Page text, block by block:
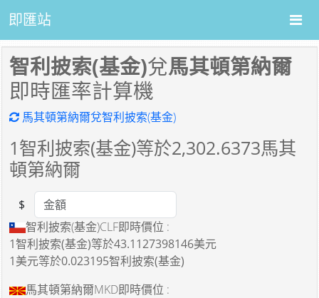
即匯站
智利披索(基金)兌馬其頓第納爾
即時匯率計算機
馬其頓第納爾兌智利披索(基金)
1智利披索(基金)等於2,302.6373馬其
頓第納爾
Amount
$
智利披索(基金)CLF即時價位 :
1智利披索(基金)等於43.1127398146美元
1美元等於0.023195智利披索(基金)
馬其頓第納爾MKD即時價位 :